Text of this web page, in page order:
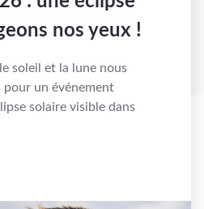
nos yeux !
soleil et la lune nous
un événement
solaire visible dans